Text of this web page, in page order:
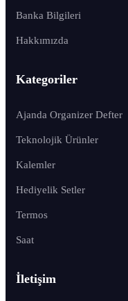
Banka Bilgileri
Hakkımızda
Kategoriler
Ajanda Organizer Defter
Teknolojik Ürünler
Kalemler
Hediyelik Setler
Termos
Saat
İletişim